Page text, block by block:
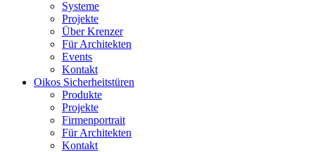
Systeme
Projekte
Über Krenzer
Für Architekten
Events
Kontakt
Oikos Sicherheitstüren
Produkte
Projekte
Firmenportrait
Für Architekten
Kontakt